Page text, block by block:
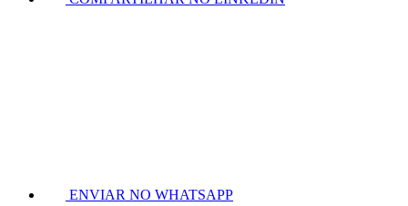
ENVIAR NO WHATSAPP